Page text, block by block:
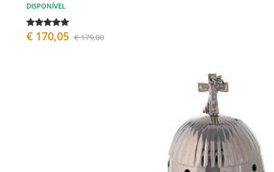
DISPONÍVEL
€ 170,05 € 179,00